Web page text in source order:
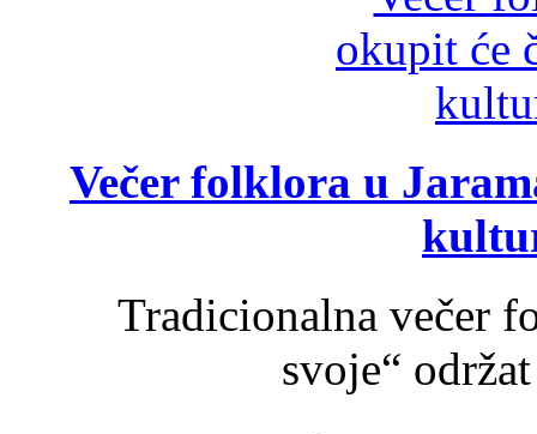
Večer folklora u
Tradicionalna večer
svoje“